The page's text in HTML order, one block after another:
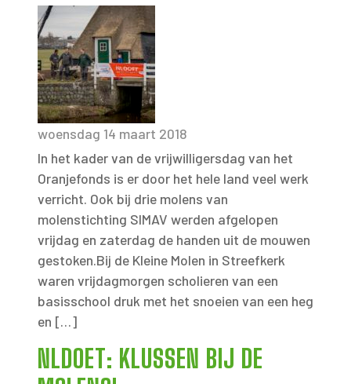
woensdag 14 maart 2018
In het kader van de vrijwilligersdag van het
Oranjefonds is er door het hele land veel werk
verricht. Ook bij drie molens van
molenstichting SIMAV werden afgelopen
vrijdag en zaterdag de handen uit de mouwen
gestoken.Bij de Kleine Molen in Streefkerk
waren vrijdagmorgen scholieren van een
basisschool druk met het snoeien van een heg
en […]
NLDOET: KLUSSEN BIJ DE